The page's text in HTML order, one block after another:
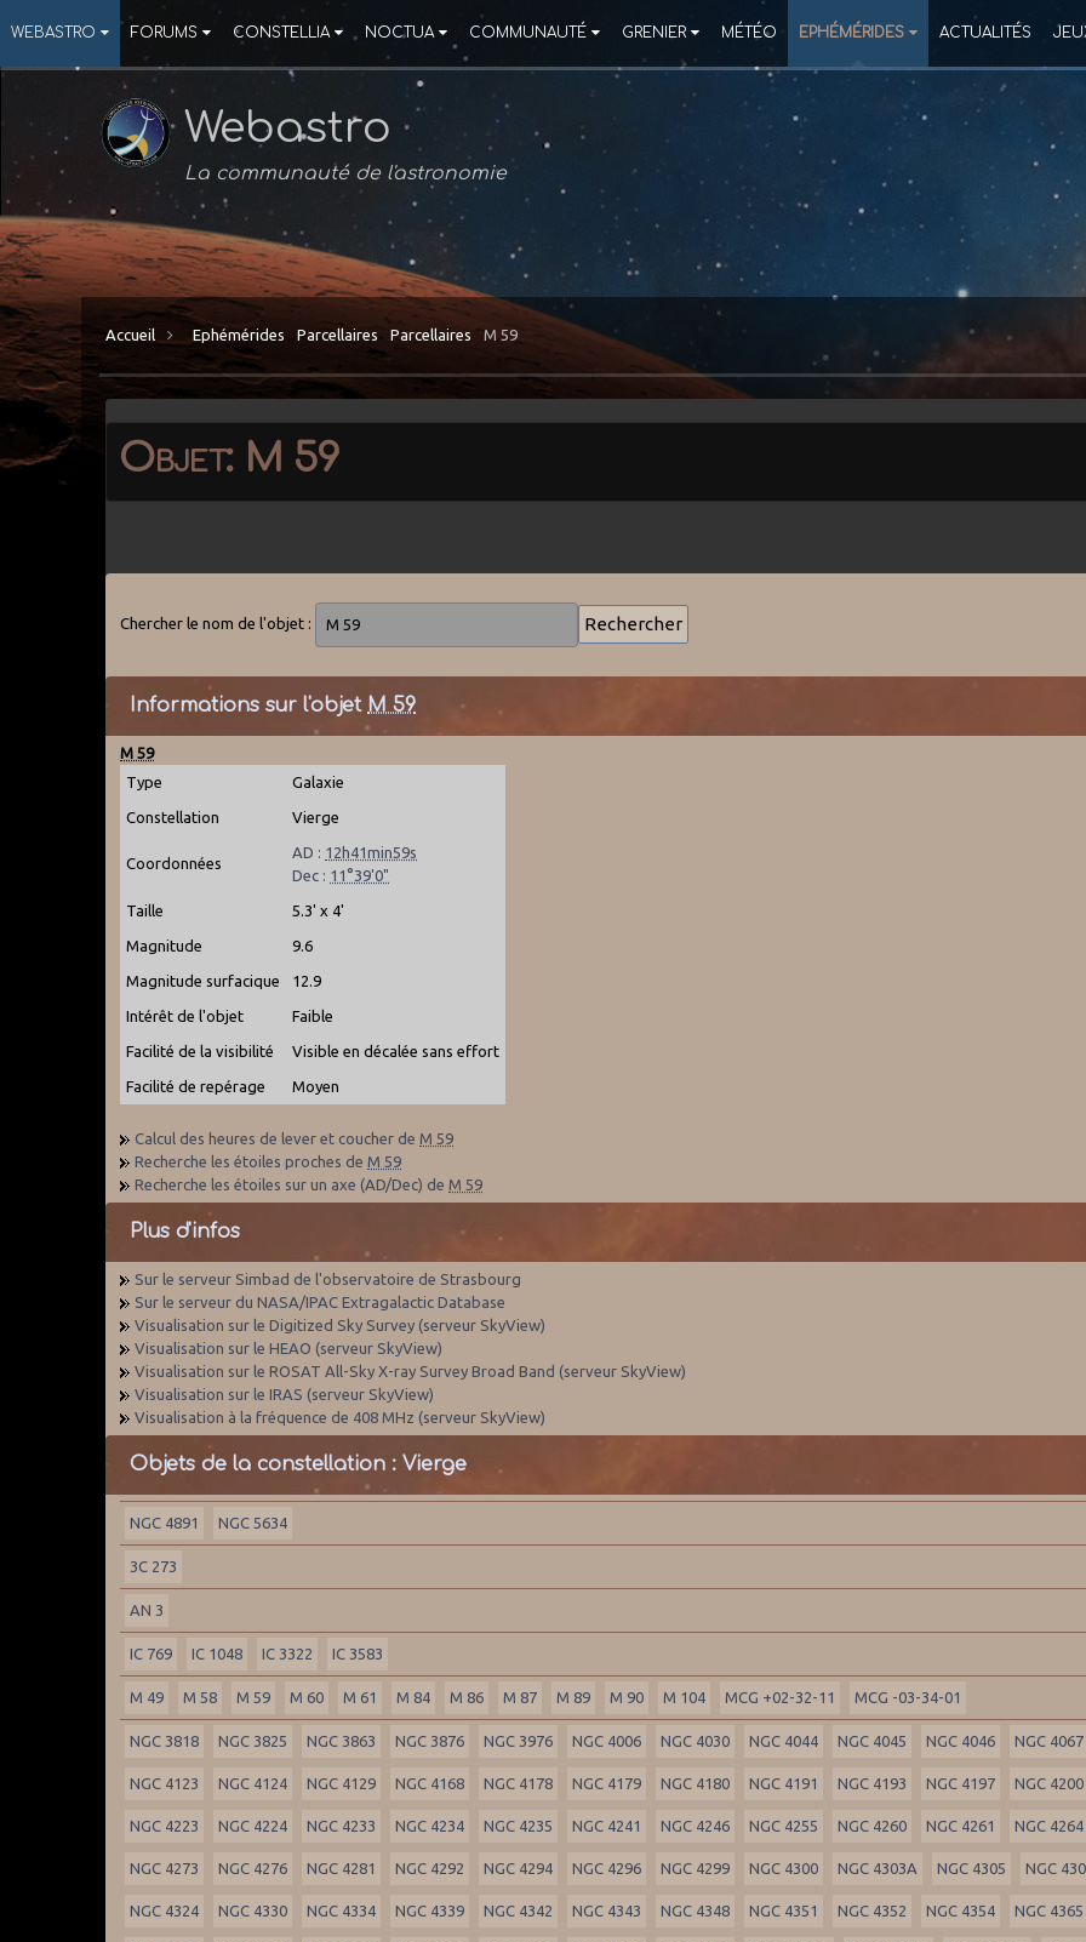
WEBASTRO FORUMS CONSTELLIA NOCTUA COMMUNAUTÉ GRENIER MÉTÉO EPHÉMÉRIDES ACTUALITÉS
Webastro
La communauté de l'astronomie
Accueil Ephémérides Parcellaires Parcellaires M 59
Objet: M 59
Chercher le nom de l'objet :
Informations sur l'objet M 59
M 59
Type
Galaxie
Constellation Vierge
Coordonnées
AD : 12h41min59s
Dec : 11°39'0"
Taille 5.3' x 4'
Magnitude 9.6
Magnitude surfacique 12.9
Intérêt de l'objet Faible
Facilité de la visibilité Visible en décalée sans effort
Facilité de repérage Moyen
Calcul des heures de lever et coucher deM 59
Recherche les étoiles proches deM 59
Recherche les étoiles sur un axe (AD/Dec) deM 59
Plus d'infos
Sur le serveur Simbad de l'observatoire de Strasbourg
Sur le serveur du NASA/IPAC Extragalactic Database
Visualisation sur le Digitized Sky Survey (serveur SkyView)
Visualisation sur le HEAO (serveur SkyView)
Visualisation sur le ROSAT All-Sky X-ray Survey Broad Band (serveur SkyView)
Visualisation sur le IRAS (serveur SkyView)
Visualisation à la fréquence de 408 MHz (serveur SkyView)
Objets de la constellation : Vierge
NGC 4891 NGC 5634
3C 273
AN 3
IC 769 IC 1048 IC 3322 IC 3583
M 49 M 58 M 59 M 60 M 61 M 84 M 86 M 87 M 89 M 90 M 104 MCG +02-32-11 MCG -03-34-01
NGC 3818 NGC 3825 NGC 3863 NGC 3876 NGC 3976 NGC 4006 NGC 4030 NGC 4044 NGC 4045 NGC 4046 NGC 4067
NGC 4123 NGC 4124 NGC 4129 NGC 4168 NGC 4178 NGC 4179 NGC 4180 NGC 4191 NGC 4193 NGC 4197 NGC 4200
NGC 4223 NGC 4224 NGC 4233 NGC 4234 NGC 4235 NGC 4241 NGC 4246 NGC 4255 NGC 4260 NGC 4261 NGC 4264
NGC 4273 NGC 4276 NGC 4281 NGC 4292 NGC 4294 NGC 4296 NGC 4299 NGC 4300 NGC 4303A NGC 4305 NGC
NGC 4324 NGC 4330 NGC 4334 NGC 4339 NGC 4342 NGC 4343 NGC 4348 NGC 4351 NGC 4352 NGC 4354 NGC 4365